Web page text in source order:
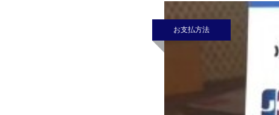
お支払方法